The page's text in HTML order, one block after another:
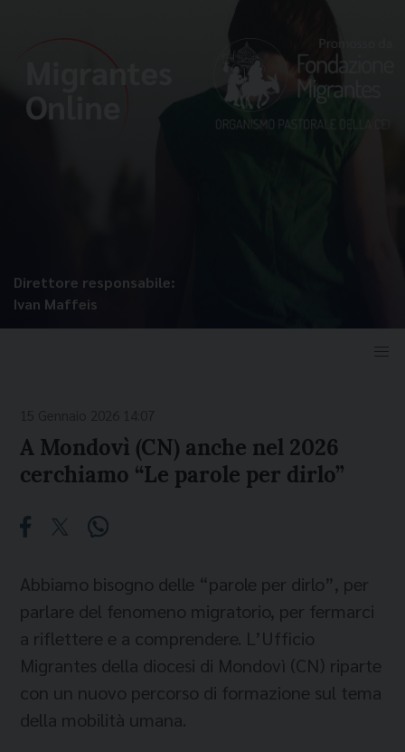
Direttore responsabile:
Ivan Maffeis
A Mondovì (CN) anche nel 2026
cerchiamo “Le parole per dirlo”
Abbiamo bisogno delle “parole per dirlo”, per
parlare del fenomeno migratorio, per fermarci
a riflettere e a comprendere. L’Ufficio
Migrantes della diocesi di Mondovì (CN) riparte
con un nuovo percorso di formazione sul tema
della mobilità umana.